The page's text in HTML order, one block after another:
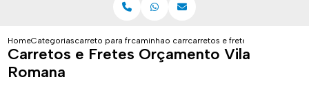
HomeCategoriascarreto para fretescaminhao carreto sao paulocarretos e fretes orcamento
Carretos e Fretes Orçamento Vila
Romana